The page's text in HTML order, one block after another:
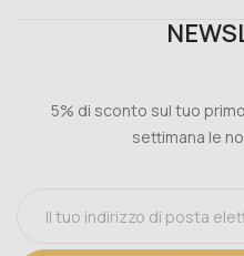
5% di sconto sul tuo
settimana le